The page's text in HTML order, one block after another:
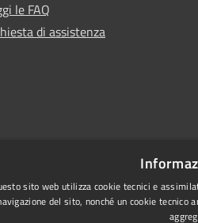
le FAQ
di assistenza
sito web utilizza cookie tecnici e
del sito, nonché un cookie